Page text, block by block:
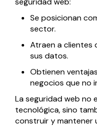
Se posicionan
sector.
Atraen a clientes
sus datos.
Obtienen
negocios que no
La seguridad web no
tecnológica, sino
construir y mantener